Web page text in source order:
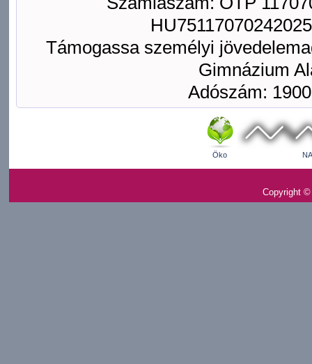
Támogassa személyi
Gimnázium
Adószám:
Öko
Copyright